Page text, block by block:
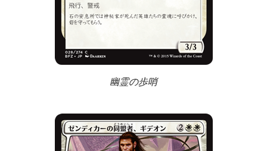
幽霊の歩哨